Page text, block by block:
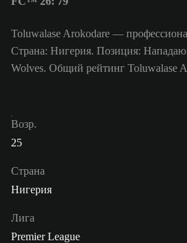
Toluwalase Arokodare —
Страна: Нигерия. Позиция:
Wolves. Общий рейтинг Toluwalase
Возр.
25
Страна
Нигерия
Лига
Premier League